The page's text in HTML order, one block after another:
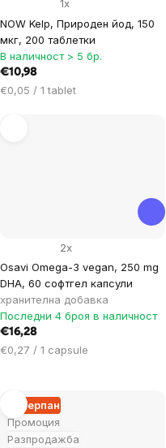
NOW Kelp, Природен йод, 150
мкг, 200 таблетки
1x
В наличност > 5 бр.
€10,98
Цена
€0,05 / 1 tablet
Osavi Omega-3 vegan, 250 mg
DHA, 60 софтгел капсули
хранителна добавка
2x
Последни 4 броя в наличност
€16,28
Цена
€0,27 / 1 capsule
Промоция
Разпродажба
Изчерпан